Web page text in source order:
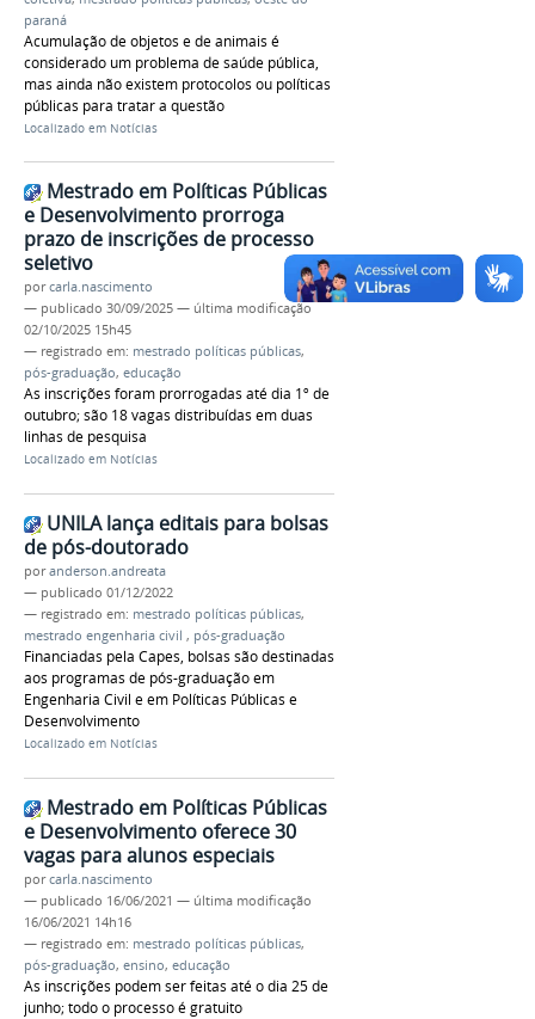
paraná
Acumulação de objetos e de animais é
considerado um problema de saúde pública,
mas ainda não existem protocolos ou políticas
públicas para tratar a questão
Localizado em Notícias
Mestrado em Políticas Públicas
e Desenvolvimento prorroga
prazo de inscrições de processo
seletivo
porcarla.nascimento
— publicado 30/09/2025 — última modificação
02/10/2025 15h45
— registrado em: mestrado políticas públicas,
pós-graduação, educação
As inscrições foram prorrogadas até dia 1º de
outubro; são 18 vagas distribuídas em duas
linhas de pesquisa
Localizado em Notícias
UNILA lança editais para bolsas
de pós-doutorado
poranderson.andreata
— publicado 01/12/2022
— registrado em: mestrado políticas públicas,
mestrado engenharia civil , pós-graduação
Financiadas pela Capes, bolsas são destinadas
aos programas de pós-graduação em
Engenharia Civil e em Políticas Públicas e
Desenvolvimento
Localizado em Notícias
Mestrado em Políticas Públicas
e Desenvolvimento oferece 30
vagas para alunos especiais
porcarla.nascimento
— publicado 16/06/2021 — última modificação
16/06/2021 14h16
— registrado em: mestrado políticas públicas,
pós-graduação, ensino, educação
As inscrições podem ser feitas até o dia 25 de
junho; todo o processo é gratuito